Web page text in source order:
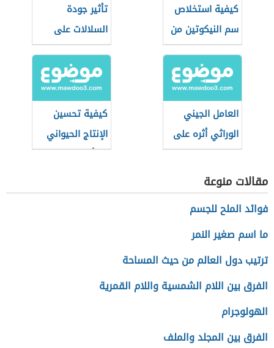
كيفية استخلاص
سم النيكوتين من
التبغ
تأثير جودة
السلالات على
الإنتاج الحيواني
العامل الجيني
الوراثي أثره على
الطاقة الإيجابية
كيفية تحسين
الإنتاج الحيواني
بالتأثير على الغذاء
مقالات منوعة
فوائد الملح للجسم
ما اسم صغير النمر
ترتيب دول العالم من حيث المساحة
الفرق بين اللام الشمسية واللام القمرية
الهولوجرام
الفرق بين المجلد والملف